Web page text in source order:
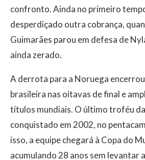
confronto. Ainda no primeiro
desperdiçado outra cobrança,
Guimarães parou em defesa de
ainda zerado.
A derrota para a Noruega
brasileira nas oitavas de final e
títulos mundiais. O último troféu
conquistado em 2002, no
isso, a equipe chegará à Copa do
acumulando 28 anos sem levantar